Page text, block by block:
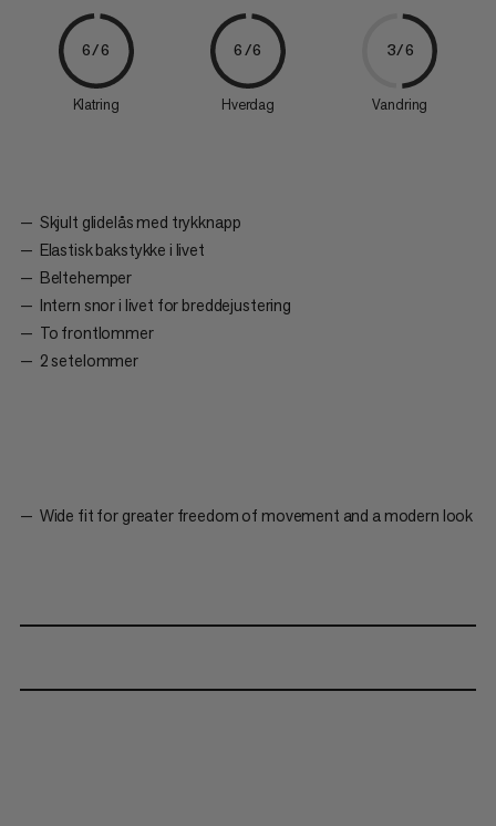
6/6
Klatring
6/6
Hverdag
3/6
Vandring
Skjult glidelås med trykknapp
Elastisk bakstykke i livet
Beltehemper
Intern snor i livet for breddejustering
To frontlommer
2 setelommer
Wide fit for greater freedom of movement and a modern look